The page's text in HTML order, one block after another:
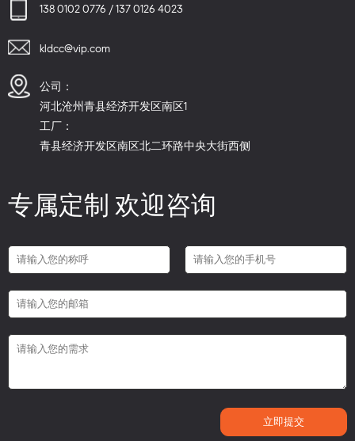
138 0102 0776 / 137 0126 4023
kldcc@vip.com
公司：
河北沧州青县经济开发区南区1
工厂：
青县经济开发区南区北二环路中央大街西侧
专属定制 欢迎咨询